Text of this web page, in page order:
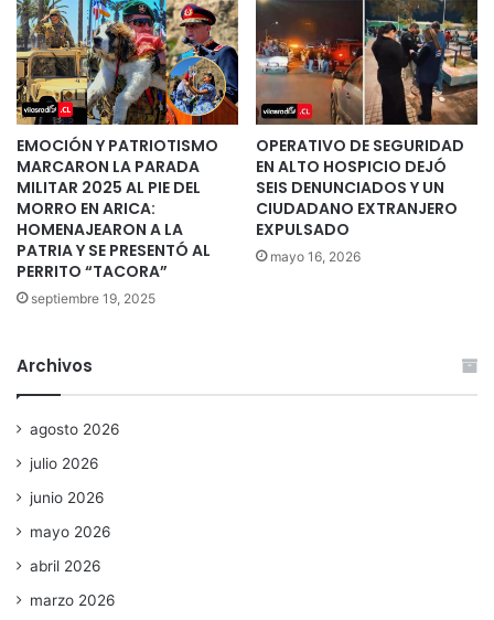
EMOCIÓN Y PATRIOTISMO
MARCARON LA PARADA
MILITAR 2025 AL PIE DEL
MORRO EN ARICA:
HOMENAJEARON A LA
PATRIA Y SE PRESENTÓ AL
PERRITO “TACORA”
septiembre 19, 2025
OPERATIVO DE SEGURIDAD
EN ALTO HOSPICIO DEJÓ
SEIS DENUNCIADOS Y UN
CIUDADANO EXTRANJERO
EXPULSADO
mayo 16, 2026
Archivos
agosto 2026
julio 2026
junio 2026
mayo 2026
abril 2026
marzo 2026